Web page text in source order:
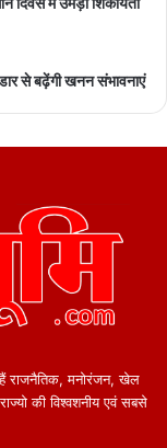
से बढ़ेंगी खनन संभावनाएं
राजनैतिक, मनोरंजन, खेल
की विश्वशनीय एवं सबसे